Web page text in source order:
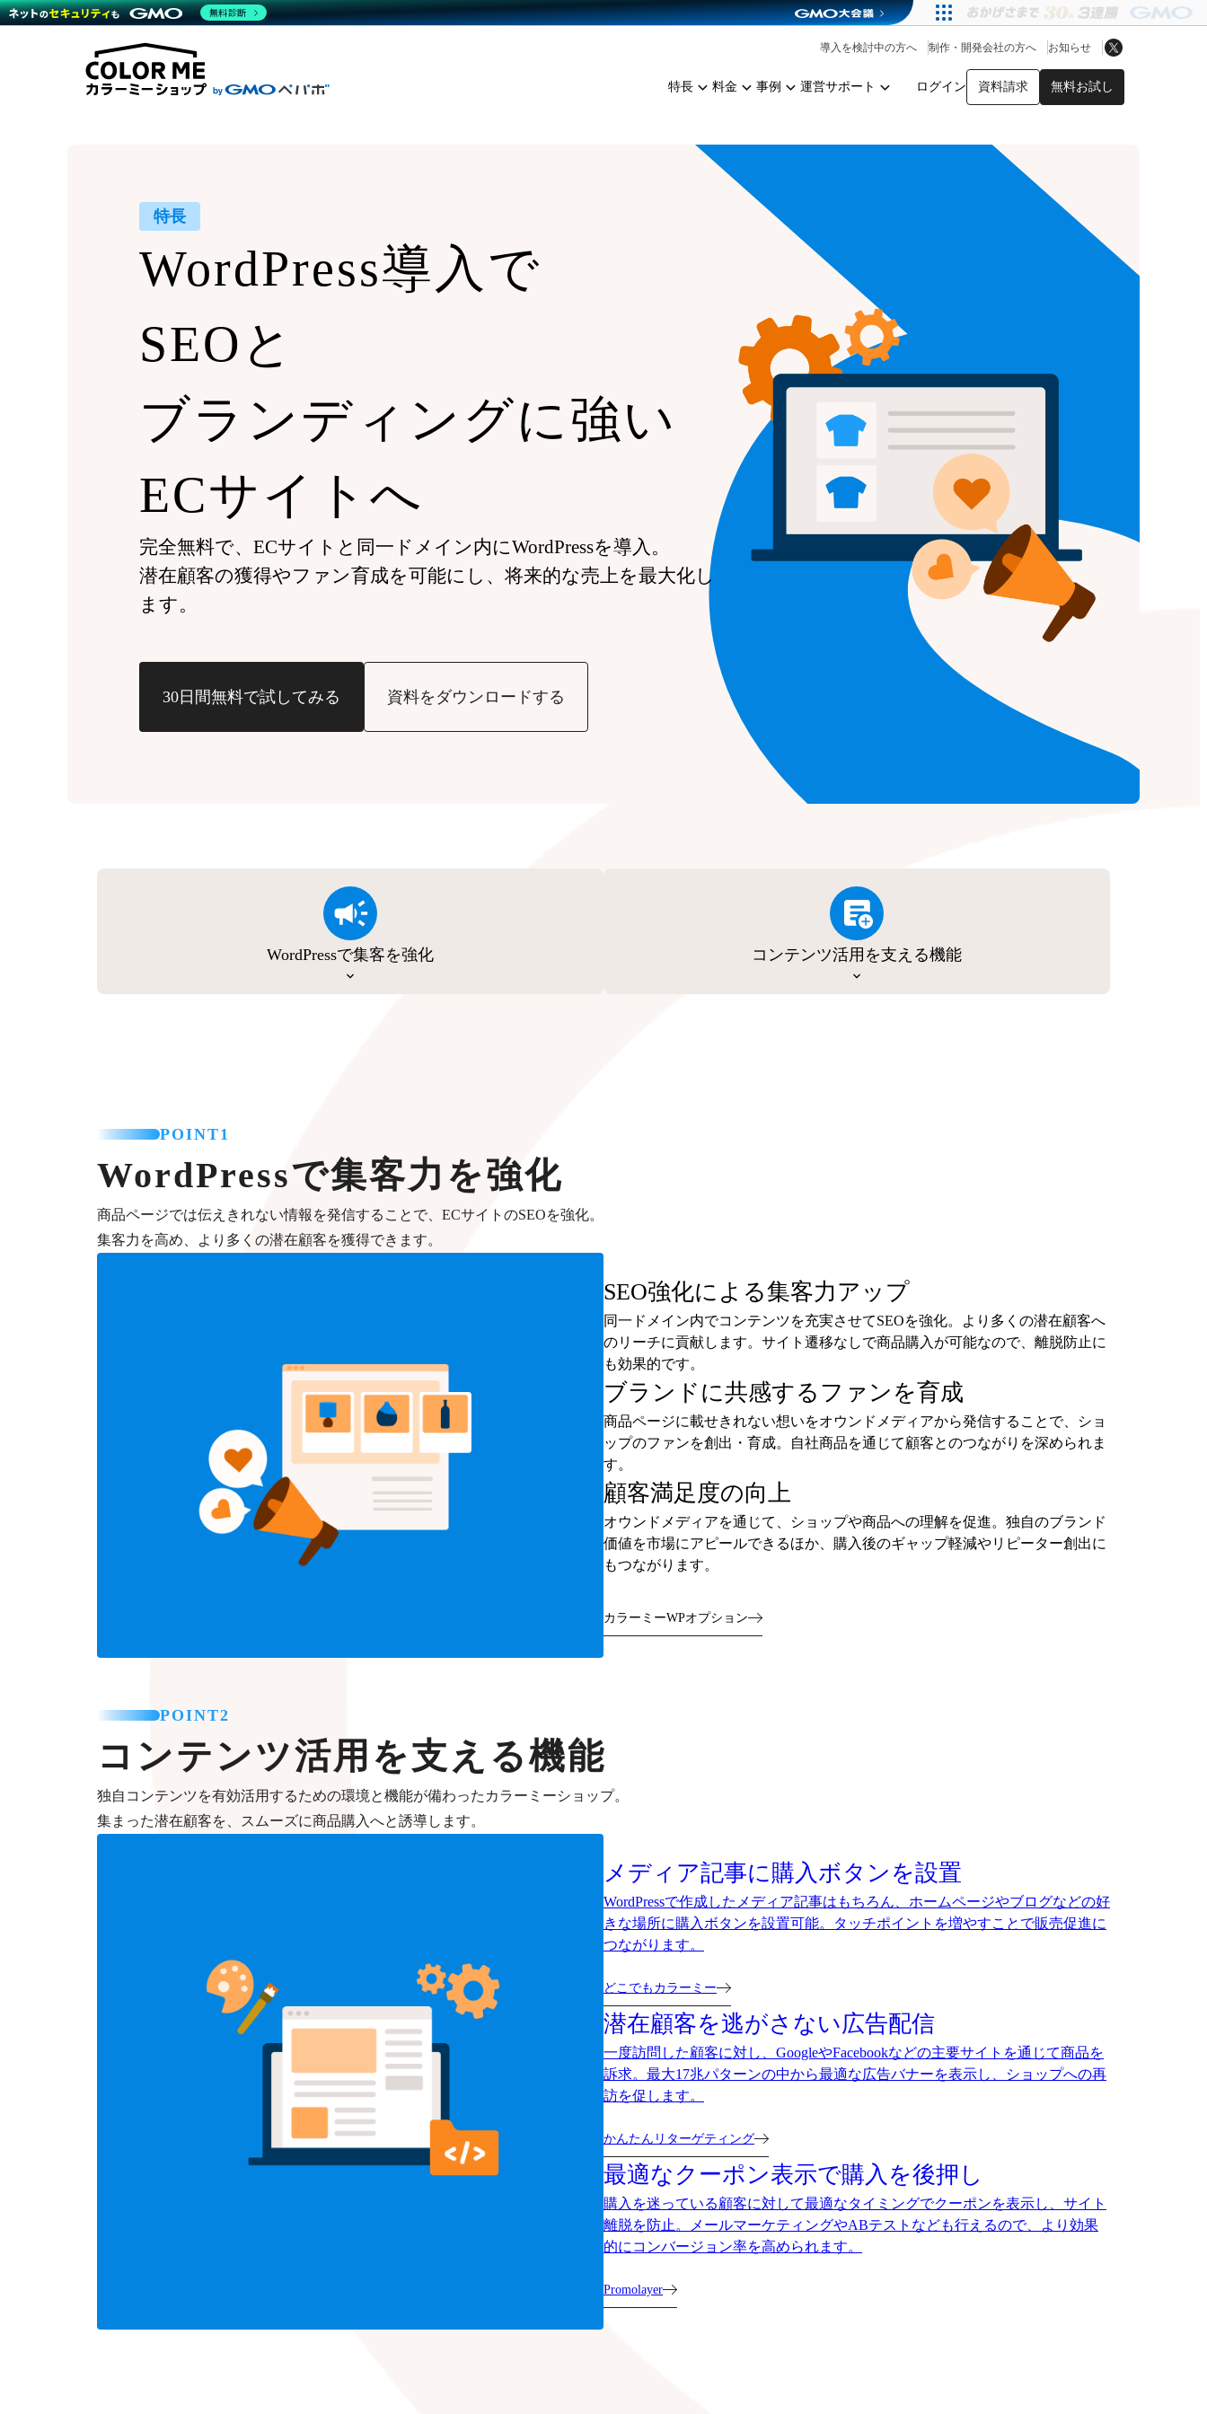
特長 料金 事例 運営サポート ログイン 資料請求 無料お試し
導入を検討中の方へ 制作・開発会社の方へ お知らせ
商材一覧を見る
機能一覧を見る
WordPress導入
モバイルアプリ
複数店舗との連携
雑貨販売 アプリストア
料金
プラン・料金一覧を見る
料金シミュレーション
事例
運営サポート
サポート一覧を見る
コミュニティイベントCarty
YouTubeチャンネル
特長
WordPress導入で
SEOと
ブランディングに強い
ECサイトへ
完全無料で、ECサイトと同一ドメイン内にWordPressを導入。
潜在顧客の獲得やファン育成を可能にし、将来的な売上を最大化し
ます。
30日間無料で試してみる 資料をダウンロードする
WordPressで集客を強化 コンテンツ活用を支える機能
POINT1
WordPressで集客力を強化
商品ページでは伝えきれない情報を発信することで、ECサイトのSEOを強化。
集客力を高め、より多くの潜在顧客を獲得できます。
SEO強化による集客力アップ
同一ドメイン内でコンテンツを充実させてSEOを強化。より多くの潜在顧客へ
のリーチに貢献します。サイト遷移なしで商品購入が可能なので、離脱防止に
も効果的です。
ブランドに共感するファンを育成
商品ページに載せきれない想いをオウンドメディアから発信することで、ショ
ップのファンを創出・育成。自社商品を通じて顧客とのつながりを深められま
す。
顧客満足度の向上
オウンドメディアを通じて、ショップや商品への理解を促進。独自のブランド
価値を市場にアピールできるほか、購入後のギャップ軽減やリピーター創出に
もつながります。
カラーミーWPオプション
POINT2
コンテンツ活用を支える機能
独自コンテンツを有効活用するための環境と機能が備わったカラーミーショップ。
集まった潜在顧客を、スムーズに商品購入へと誘導します。
メディア記事に購入ボタンを設置
WordPressで作成したメディア記事はもちろん、ホームページやブログなどの好
きな場所に購入ボタンを設置可能。タッチポイントを増やすことで販売促進に
つながります。
どこでもカラーミー
潜在顧客を逃がさない広告配信
一度訪問した顧客に対し、GoogleやFacebookなどの主要サイトを通じて商品を
訴求。最大17兆パターンの中から最適な広告バナーを表示し、ショップへの再
訪を促します。
かんたんリターゲティング
最適なクーポン表示で購入を後押し
購入を迷っている顧客に対して最適なタイミングでクーポンを表示し、サイト
離脱を防止。メールマーケティングやABテストなども行えるので、より効果
的にコンバージョン率を高められます。
Promolayer
無料診断